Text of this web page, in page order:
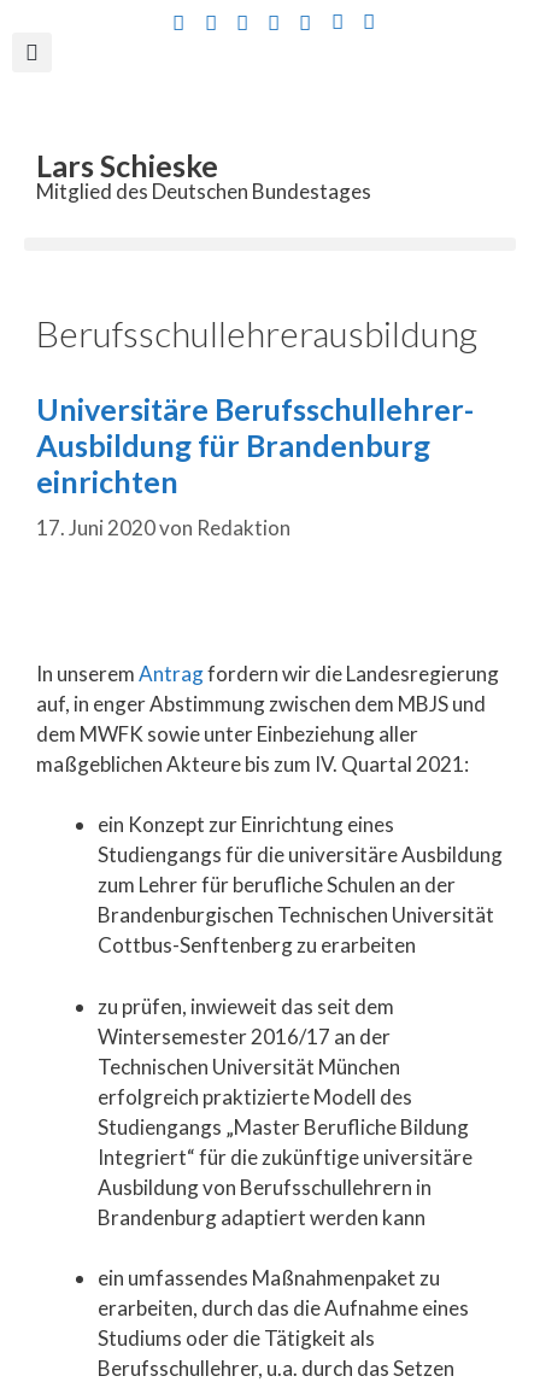
Lars Schieske
Mitglied des Deutschen Bundestages
Berufsschullehrerausbildung
Universitäre Berufsschullehrer-
Ausbildung für Brandenburg
einrichten
17. Juni 2020von Redaktion
In unseremAntragfordern wir die Landesregierung
auf, in enger Abstimmung zwischen dem MBJS und
dem MWFK sowie unter Einbeziehung aller
maßgeblichen Akteure bis zum IV. Quartal 2021:
ein Konzept zur Einrichtung eines
Studiengangs für die universitäre Ausbildung
zum Lehrer für berufliche Schulen an der
Brandenburgischen Technischen Universität
Cottbus-Senftenberg zu erarbeiten
zu prüfen, inwieweit das seit dem
Wintersemester 2016/17 an der
Technischen Universität München
erfolgreich praktizierte Modell des
Studiengangs „Master Berufliche Bildung
Integriert“ für die zukünftige universitäre
Ausbildung von Berufsschullehrern in
Brandenburg adaptiert werden kann
ein umfassendes Maßnahmenpaket zu
erarbeiten, durch das die Aufnahme eines
Studiums oder die Tätigkeit als
Berufsschullehrer, u.a. durch das Setzen